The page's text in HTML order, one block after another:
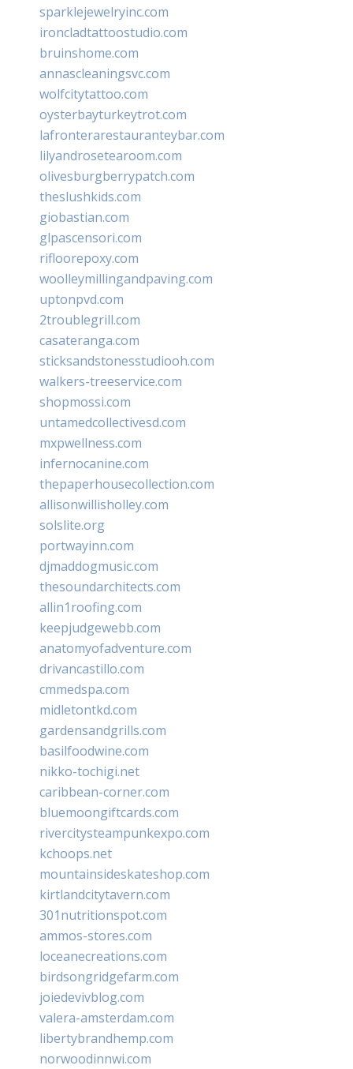
sparklejewelryinc.com
ironcladtattoostudio.com
bruinshome.com
annascleaningsvc.com
wolfcitytattoo.com
oysterbayturkeytrot.com
lafronterarestauranteybar.com
lilyandrosetearoom.com
olivesburgberrypatch.com
theslushkids.com
giobastian.com
glpascensori.com
rifloorepoxy.com
woolleymillingandpaving.com
uptonpvd.com
2troublegrill.com
casateranga.com
sticksandstonesstudiooh.com
walkers-treeservice.com
shopmossi.com
untamedcollectivesd.com
mxpwellness.com
infernocanine.com
thepaperhousecollection.com
allisonwillisholley.com
solslite.org
portwayinn.com
djmaddogmusic.com
thesoundarchitects.com
allin1roofing.com
keepjudgewebb.com
anatomyofadventure.com
drivancastillo.com
cmmedspa.com
midletontkd.com
gardensandgrills.com
basilfoodwine.com
nikko-tochigi.net
caribbean-corner.com
bluemoongiftcards.com
rivercitysteampunkexpo.com
kchoops.net
mountainsideskateshop.com
kirtlandcitytavern.com
301nutritionspot.com
ammos-stores.com
loceanecreations.com
birdsongridgefarm.com
joiedevivblog.com
valera-amsterdam.com
libertybrandhemp.com
norwoodinnwi.com